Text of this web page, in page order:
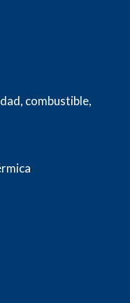
combustible,